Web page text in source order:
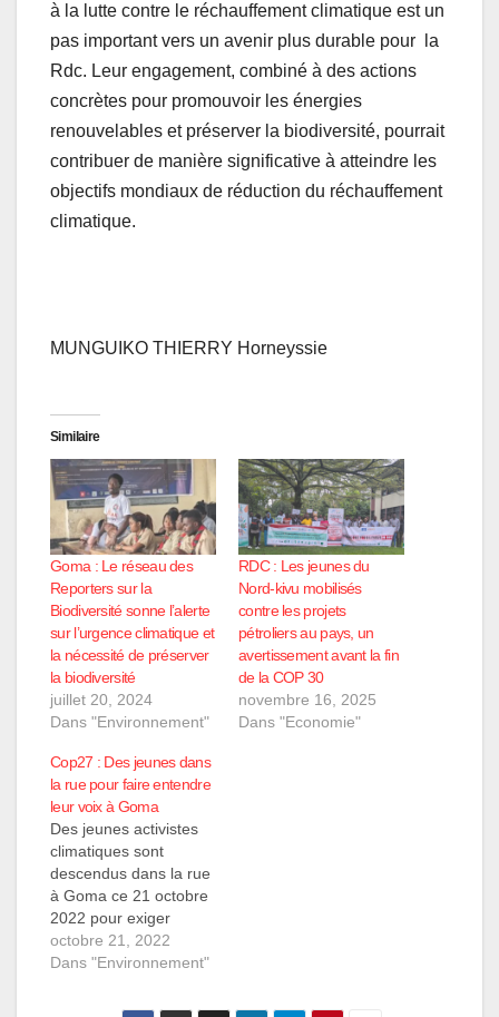
à la lutte contre le réchauffement climatique est un
pas important vers un avenir plus durable pour la
Rdc. Leur engagement, combiné à des actions
concrètes pour promouvoir les énergies
renouvelables et préserver la biodiversité, pourrait
contribuer de manière significative à atteindre les
objectifs mondiaux de réduction du réchauffement
climatique.
MUNGUIKO THIERRY Horneyssie
Similaire
Goma : Le réseau des
Reporters sur la
Biodiversité sonne l’alerte
sur l’urgence climatique et
la nécessité de préserver
la biodiversité
juillet 20, 2024
Dans "Environnement"
RDC : Les jeunes du
Nord-kivu mobilisés
contre les projets
pétroliers au pays, un
avertissement avant la fin
de la COP 30
novembre 16, 2025
Dans "Economie"
Cop27 : Des jeunes dans
la rue pour faire entendre
leur voix à Goma
Des jeunes activistes
climatiques sont
descendus dans la rue
à Goma ce 21 octobre
2022 pour exiger
l’implication effective
des jeunes à la COP27
au mois de novembre
octobre 21, 2022
Dans "Environnement"